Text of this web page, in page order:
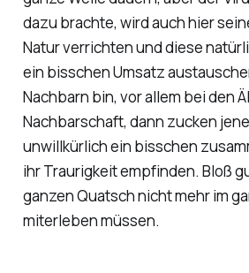
dazu brachte, wird auch hier
Natur verrichten und diese
ein bisschen Umsatz
Nachbarn bin, vor allem bei den
Nachbarschaft, dann zucken
unwillkürlich ein bisschen
ihr Traurigkeit empfinden. Bloß
ganzen Quatsch nicht mehr im
miterleben müssen.